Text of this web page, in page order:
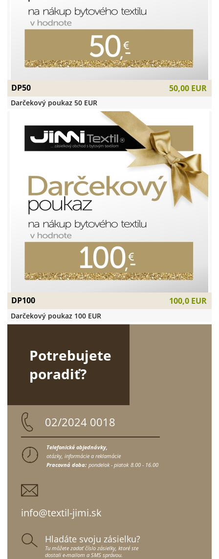
DP50 50,00 EUR
Darčekový poukaz 50 EUR
DP100 100,0 EUR
Darčekový poukaz 100 EUR
Potrebujete
poradiť?
02/2024 0018
Telefonické objednávky,
otázky, informácie a reklamácie
Pracovná doba: pondelok - piatok 8.00 - 16.00
info@textil-jimi.sk
Hladáte svoju zásielku?
Tu môžete zadať číslo zásielky, ktoré ste
dostali e-mailom a SMS správou.